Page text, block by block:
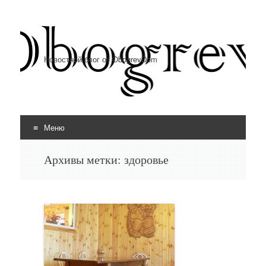
Новостной блог от ObogrevDom
Меню
Архивы метки: здоровье